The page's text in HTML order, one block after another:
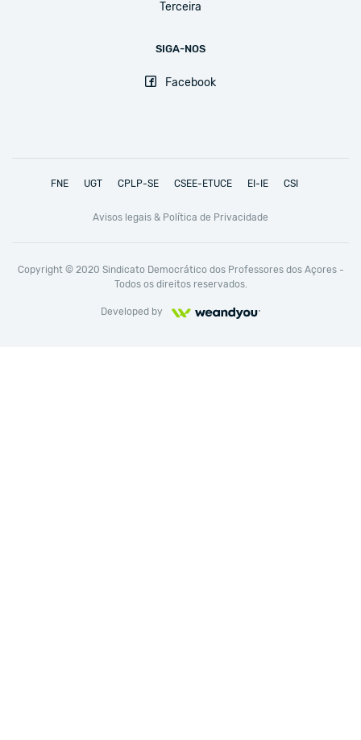
Terceira
SIGA-NOS
Facebook
FNE UGT CPLP-SE CSEE-ETUCE EI-IE CSI
Avisos legais & Política de Privacidade
Copyright © 2020 Sindicato Democrático dos Professores dos Açores -
Todos os direitos reservados.
Developed by